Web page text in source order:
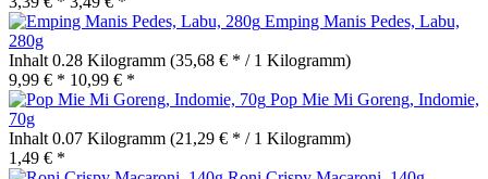
Emping Manis Pedes, Labu,
280g
Inhalt 0.28 Kilogramm (35,68 € * / 1 Kilogramm)
9,99 € * 10,99 € *
Pop Mie Mi Goreng, Indomie,
70g
Inhalt 0.07 Kilogramm (21,29 € * / 1 Kilogramm)
1,49 € *